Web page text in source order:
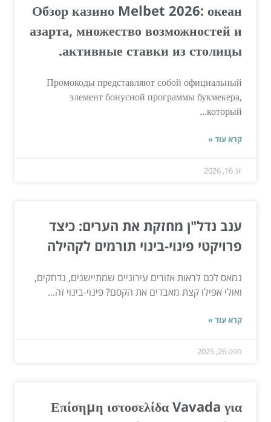
Обзор казино Melbet 2026: океан
азарта, множество возможностей и
активные ставки из столицы.
Промокоды представляют собой официальный
элемент бонусной программы букмекера,
который...
קרא עוד »
יונ 16, 2026
ענב נדל"ן מחזקת את הערים: כיצד
פרויקטי פינוי-בינוי תורמים לקהילה
נמאס לכם לראות אזורים עירוניים שמתיישנים, נדחקים,
ואולי אפילו קצת מאבדים את הקסם? פינוי-בינוי זה...
קרא עוד »
ספט 26, 2025
Επίσημη ιστοσελίδα Vavada για